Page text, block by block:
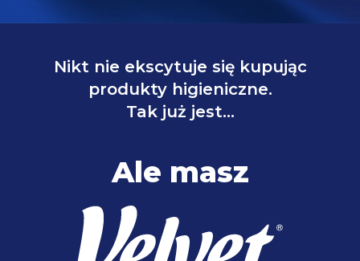
Nikt nie ekscytuje się kupując
produkty higieniczne.
Tak już jest…
Ale masz